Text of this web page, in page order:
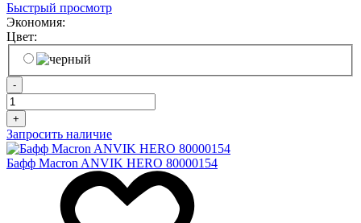
Быстрый просмотр
Экономия:
Цвет:
-
+
Запросить наличие
Бафф Macron ANVIK HERO 80000154